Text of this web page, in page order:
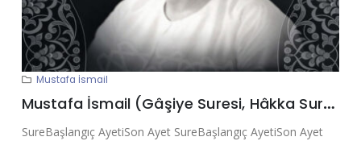
Mustafa İsmail
Mustafa İsmail (Gâşiye Suresi, Hâkka Suresi, Şems Suresi, Alak Suresi)
SureBaşlangıç AyetiSon Ayet SureBaşlangıç AyetiSon Ayet